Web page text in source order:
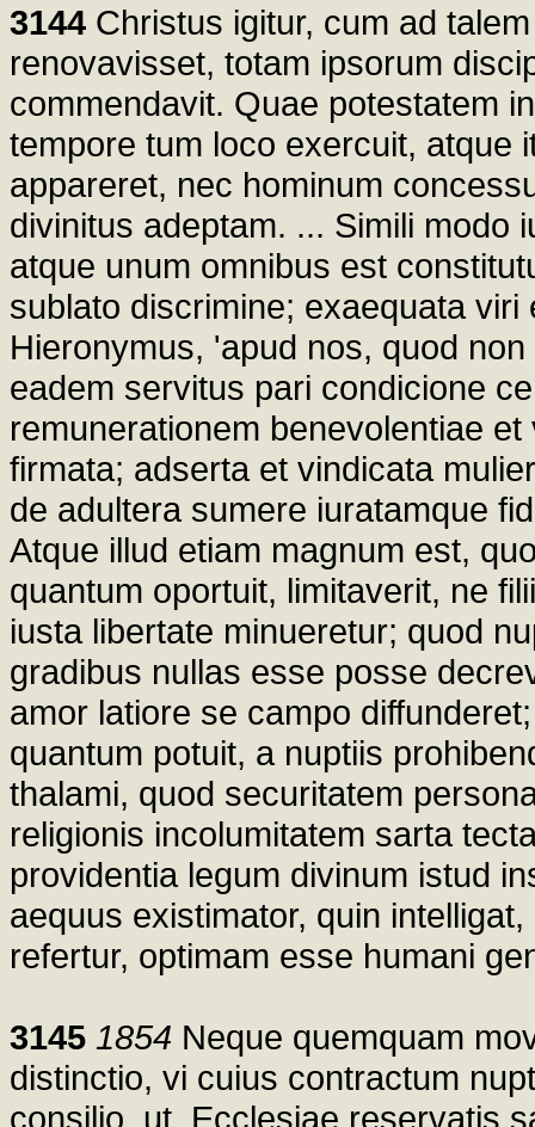
3144 Christus igitur, cum ad
renovavisset, totam ipsorum
commendavit. Quae potestatem
tempore tum loco exercuit, atque
appareret, nec hominum
divinitus adeptam. ... Simili modo
atque unum omnibus est
sublato discrimine; exaequata
Hieronymus, 'apud nos, quod
eadem servitus pari condicione
remunerationem benevolentiae
firmata; adserta et vindicata
de adultera sumere iuratamque
Atque illud etiam magnum est,
quantum oportuit, limitaverit, ne
iusta libertate minueretur; quod
gradibus nullas esse posse
amor latiore se campo
quantum potuit, a nuptiis
thalami, quod securitatem
religionis incolumitatem sarta
providentia legum divinum istud
aequus existimator, quin
refertur, optimam esse humani
3145 1854 Neque quemquam
distinctio, vi cuius contractum
consilio, ut, Ecclesiae reservatis